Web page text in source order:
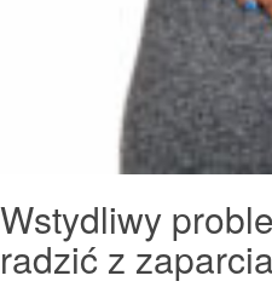
Wstydliwy
radzić z